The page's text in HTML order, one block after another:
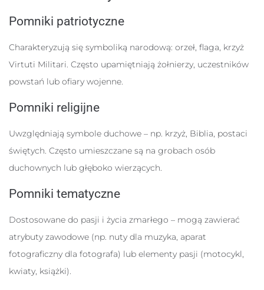
Pomniki patriotyczne
Charakteryzują się symboliką narodową: orzeł, flaga, krzyż
Virtuti Militari. Często upamiętniają żołnierzy, uczestników
powstań lub ofiary wojenne.
Pomniki religijne
Uwzględniają symbole duchowe – np. krzyż, Biblia, postaci
świętych. Często umieszczane są na grobach osób
duchownych lub głęboko wierzących.
Pomniki tematyczne
Dostosowane do pasji i życia zmarłego – mogą zawierać
atrybuty zawodowe (np. nuty dla muzyka, aparat
fotograficzny dla fotografa) lub elementy pasji (motocykl,
kwiaty, książki).